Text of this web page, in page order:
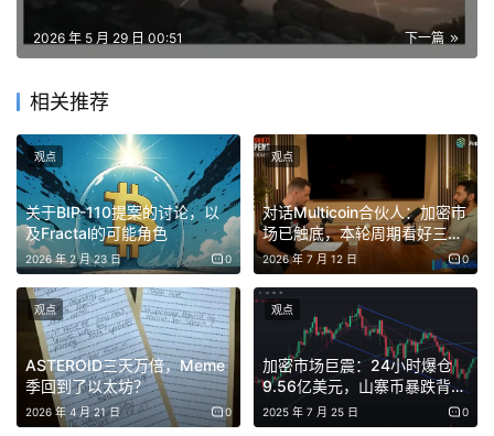
准备金收益率环比下滑31个基点（从3.81%降至3.50%），
个季度上升，创下41.4%的历史新高。在依赖利率的收入承
压的情况下，Circle 仍成功改善了核心盈利质量。
下一篇
2026 年 5 月 29 日 00:51
相关推荐
关于BIP-110提案的讨论，以
及Fractal的可能角色
2026 年 2 月 23 日 0
观点
对话Multicoin合伙人：加密市
场已触底，本轮周期看好三种
加密货币
2026 年 7 月 12 日 0
观点
ASTEROID三天万倍，Meme
季回到了以太坊？
2026 年 4 月 21 日 0
观点
加密市场巨震：24小时爆仓
9.56亿美元，山寨币暴跌背后
的逻辑与未来路径
2025 年 7 月 25 日 0
观点